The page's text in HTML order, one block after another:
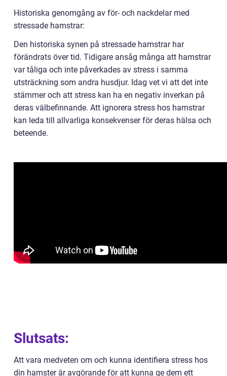
Historiska genomgång av för- och nackdelar med
stressade hamstrar:
Den historiska synen på stressade hamstrar har
förändrats över tid. Tidigare ansåg många att hamstrar
var tåliga och inte påverkades av stress i samma
utsträckning som andra husdjur. Idag vet vi att det inte
stämmer och att stress kan ha en negativ inverkan på
deras välbefinnande. Att ignorera stress hos hamstrar
kan leda till allvarliga konsekvenser för deras hälsa och
beteende.
Slutsats:
Att vara medveten om och kunna identifiera stress hos
din hamster är avgörande för att kunna ge dem ett